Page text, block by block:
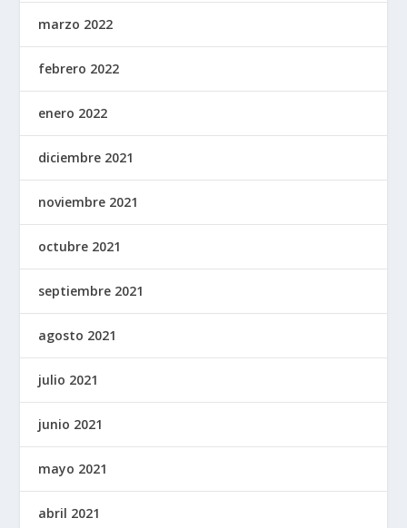
marzo 2022
febrero 2022
enero 2022
diciembre 2021
noviembre 2021
octubre 2021
septiembre 2021
agosto 2021
julio 2021
junio 2021
mayo 2021
abril 2021